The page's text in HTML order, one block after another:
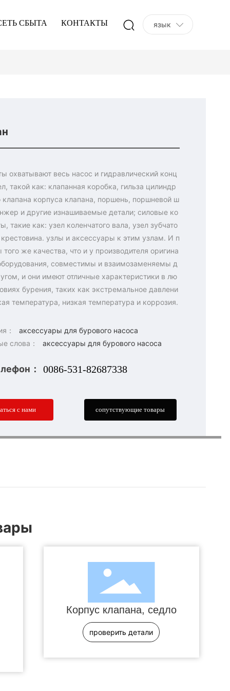
СБЫТА КОНТАКТЫ язык
охватывают весь насос и гидравлический конц
такой как: клапанная коробка, гильза цилиндр
клапана корпуса клапана, поршень, поршневой ш
и другие изнашиваемые детали; силовые ко
такие как: узел коленчатого вала, узел зубчато
крестовина. узлы и аксессуары к этим узлам. И п
же качества, что и у производителя оригина
совместимы и взаимозаменяемы д
и они имеют отличные характеристики в лю
бурения, таких как экстремальное давлени
температура, низкая температура и коррозия.
：
аксессуары для бурового насоса
слова：
аксессуары для бурового насоса
： 0086-531-82687338
с нами сопутствующие товары
Корпус клапана, седло
проверить детали